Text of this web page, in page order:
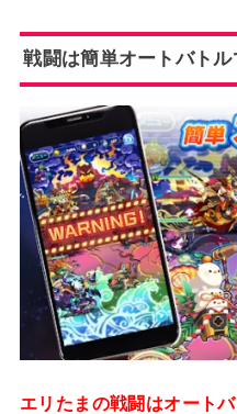
戦闘は簡単オートバトル
エリたまの戦闘はオート